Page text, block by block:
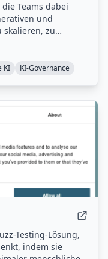
Teams dabei
und
skalieren, zu
KI KI-Governance
Testing-Lösung,
indem sie